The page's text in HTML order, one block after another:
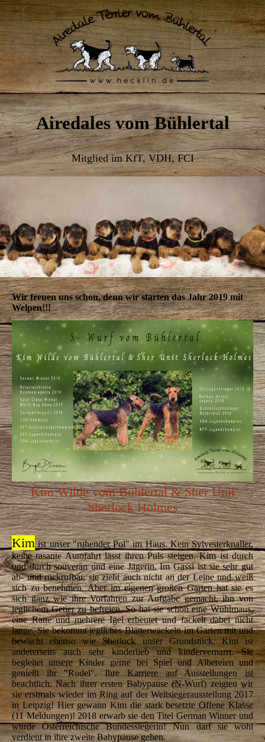
Airedales vom Bühlertal
Mitglied im KfT, VDH, FCI
Wir freuen uns schon, denn wir starten das Jahr 2019 mit
Welpen!!!
Kim Wilde vom Bühlertal & Sher Unit
Sherlock Holmes
Kimist unser "ruhender Pol" im Haus. Kein Sylvesterknaller,
keine rasante Autofahrt lässt ihren Puls steigen. Kim ist durch
und durch souverän und eine Jägerin. Im Gassi ist sie sehr gut
ab- und rückrufbar, sie zieht auch nicht an der Leine und weiß
sich zu benehmen. Aber im eigenen großen Garten hat sie es
sich ganz wie ihre Vorfahren zur Aufgabe gemacht, ihn von
jeglichem Getier zu befreien. So hat sie schon eine Wühlmaus,
eine Ratte und mehrere Igel erbeutet und fackelt dabei nicht
lange. Sie bekommt jegliches Blätterwackeln im Garten mit und
bewacht ebenso wie Sherlock unser Grundstück. Kim ist
andererseits auch sehr kinderlieb und kindervernarrt. Sie
begleitet unsere Kinder gerne bei Spiel und Albereien und
genießt ihr "Rudel". Ihre Karriere auf Ausstellungen ist
beachtlich. Nach ihrer ersten Babypause (N-Wurf) zeigten wir
sie erstmals wieder im Ring auf der Weltsiegerausstellung 2017
in Leipzig! Hier gewann Kim die stark besetzte Offene Klasse
(11 Meldungen)! 2018 erwarb sie den Titel German Winner und
wurde Österreichische Bundessiegerin! Nun darf sie wohl
verdient in ihre zweite Babypause gehen.